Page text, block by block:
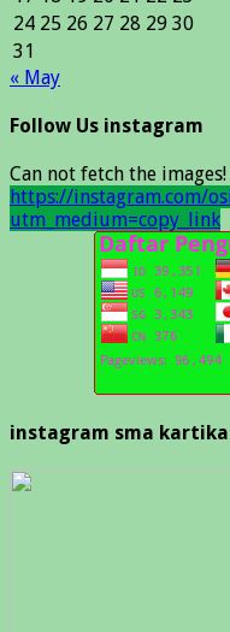
24 25 26 27 28 29 30
31
« May
Follow Us instagram
Can not fetch the images!
https://instagram.com/
utm_medium=copy_link
instagram sma kartika